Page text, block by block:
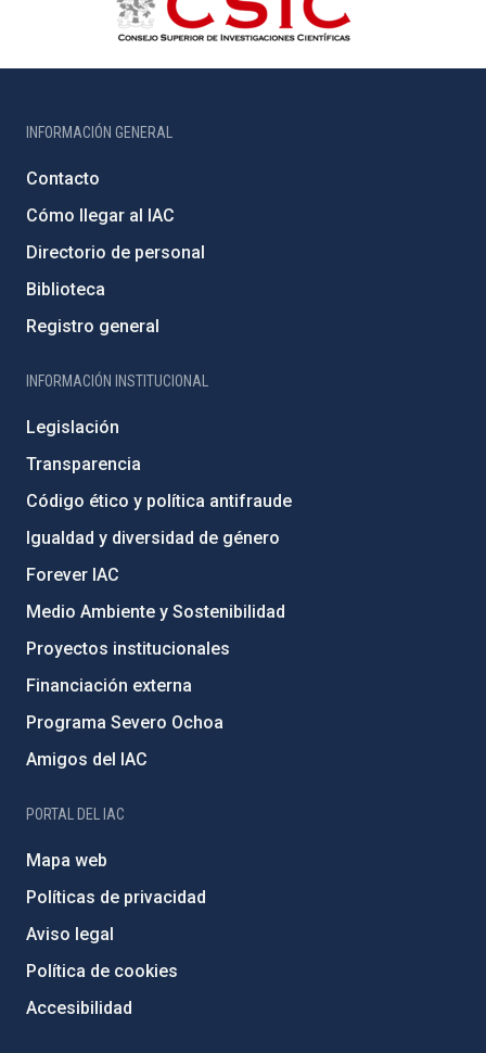
INFORMACIÓN GENERAL
Contacto
Cómo llegar al IAC
Directorio de personal
Biblioteca
Registro general
INFORMACIÓN INSTITUCIONAL
Legislación
Transparencia
Código ético y política antifraude
Igualdad y diversidad de género
Forever IAC
Medio Ambiente y Sostenibilidad
Proyectos institucionales
Financiación externa
Programa Severo Ochoa
Amigos del IAC
PORTAL DEL IAC
Mapa web
Políticas de privacidad
Aviso legal
Política de cookies
Accesibilidad